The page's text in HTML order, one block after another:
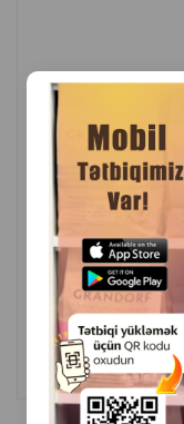
( Отзывы)
Масса
1 шт